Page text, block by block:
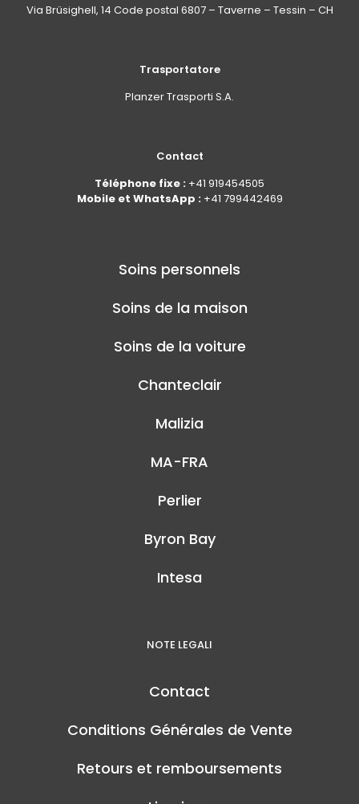
Via Brüsighell, 14 Code postal 6807 – Taverne – Tessin – CH
Trasportatore
Planzer Trasporti S.A.
Contact
Téléphone fixe : +41 919454505
Mobile et WhatsApp : +41 799442469
Soins personnels
Soins de la maison
Soins de la voiture
Chanteclair
Malizia
MA-FRA
Perlier
Byron Bay
Intesa
NOTE LEGALI
Contact
Conditions Générales de Vente
Retours et remboursements